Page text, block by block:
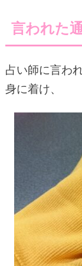
言われた
占い師に言わ
身に着け、